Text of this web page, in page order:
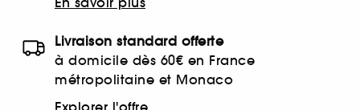
Livraison standard offerte
à domicile dès 60€ en France
métropolitaine et Monaco
Explorer l'offre